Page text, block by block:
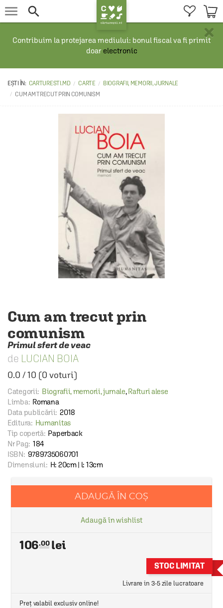
 
×
Contribuim la protejarea mediului: bonul fiscal va fi primit
doar electronic
CARTURESTI.MD CARTE
BIOGRAFII, MEMORII, JURNALE
CUM AM TRECUT PRIN COMUNISM
Cum am trecut prin
comunism
Primul sfert de veac
LUCIAN BOIA
0.0 /10 (0 voturi)
Categorii: Biografii, memorii, jurnale,Rafturi alese
Limba: Romana
Data publicării: 2018
Editura: Humanitas
Tip copertă: Paperback
Nr Pag: 184
ISBN: 9789735060701
Dimensiuni: H: 20cm | l: 13cm
ADAUGĂ ÎN COȘ
Adaugă în wishlist
106.00
STOC LIMITAT
Livrare in 3-5 zile lucratoare
Preț valabil exclusiv online!